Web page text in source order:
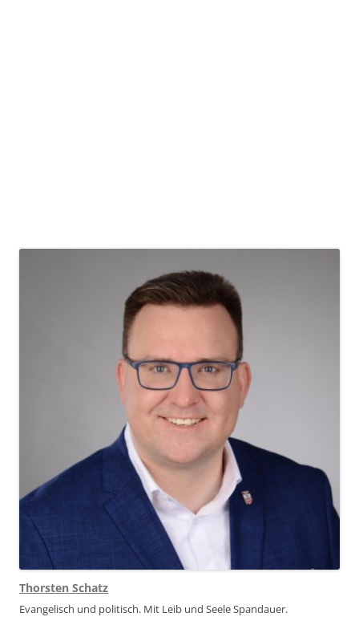
Thorsten Schatz
Evangelisch und politisch. Mit Leib und Seele Spandauer.